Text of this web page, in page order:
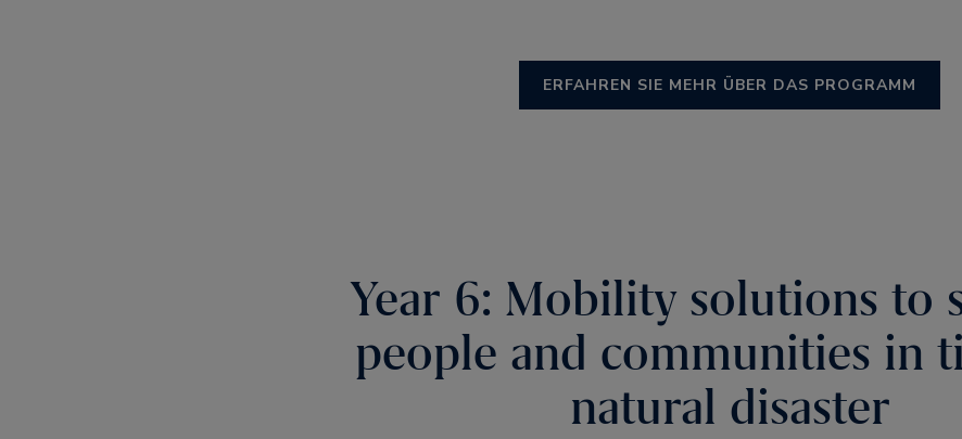
ERFAHREN SIE MEHR ÜBER DAS PROGRAMM
Year 6: Mobility solutions to
people and communities in
natural disaster